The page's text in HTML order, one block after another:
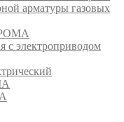
арматуры газовых
с электроприводом